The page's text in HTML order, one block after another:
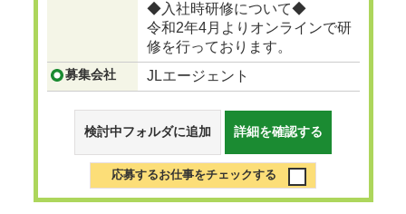
◆入社時研修について◆
令和2年4月よりオンラインで研
修を行っております。
募集会社 JLエージェント
検討中フォルダに追加 詳細を確認する
応募するお仕事をチェックする